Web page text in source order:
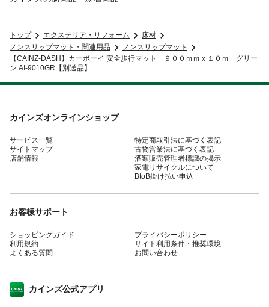
トップ エクステリア・リフォーム
床材
ノンスリップマット・関連用品
ノンスリップマット
【CAINZ-DASH】カーボーイ 安全歩行マット ９００ｍｍｘ１０ｍ グリー
ン AI-9010GR【別送品】
カインズオンラインショップ
サービス一覧
サイトマップ
店舗情報
特定商取引法に基づく表記
古物営業法に基づく表記
酒類販売管理者標識の掲示
家電リサイクルについて
BtoB掛け払い申込
お客様サポート
ショッピングガイド
利用規約
よくある質問
プライバシーポリシー
サイト利用条件・推奨環境
お問い合わせ
カインズ公式アプリ